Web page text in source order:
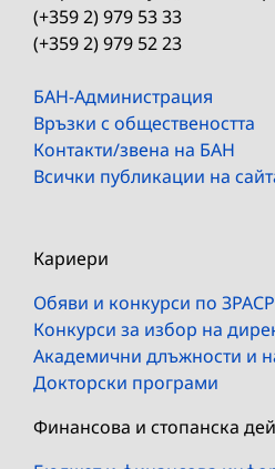
(+359 2) 979 53 33
(+359 2) 979 52 23
БАН-Администрация
Връзки с обществеността
Контакти/звена на БАН
Всички публикации на
Кариери
Обяви и конкурси по
Конкурси за избор на
Академични длъжности и
Докторски програми
Финансова и стопанска